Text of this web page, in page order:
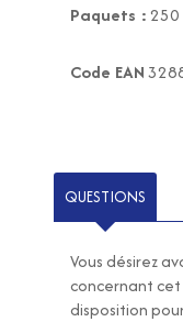
Paquets :250
Code EAN
QUESTIONS
Vous désirez
concernant
disposition